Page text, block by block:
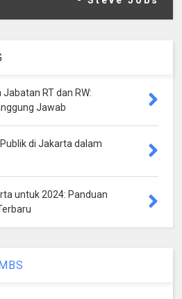
RT dan RW:
Jawab
di Jakarta dalam
untuk 2024: Panduan